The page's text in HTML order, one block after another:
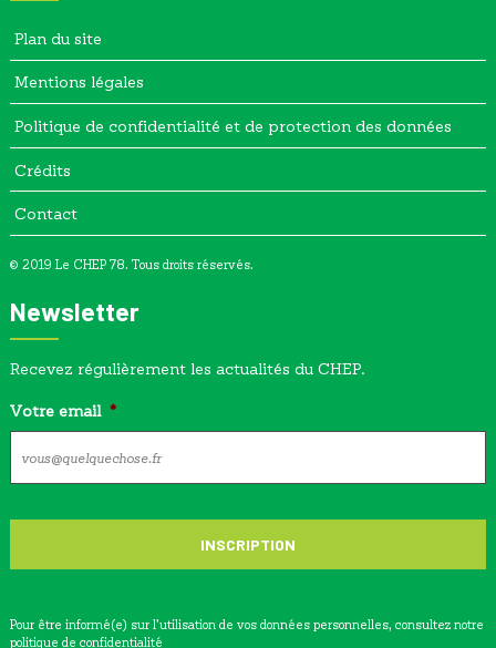
Plan du site
Mentions légales
Politique de confidentialité et de protection des données
Crédits
Contact
© 2019 Le CHEP 78. Tous droits réservés.
Newsletter
Recevez régulièrement les actualités du CHEP.
Votre email *
Pour être informé(e) sur l’utilisation de vos données personnelles, consultez notre
politique de confidentialité